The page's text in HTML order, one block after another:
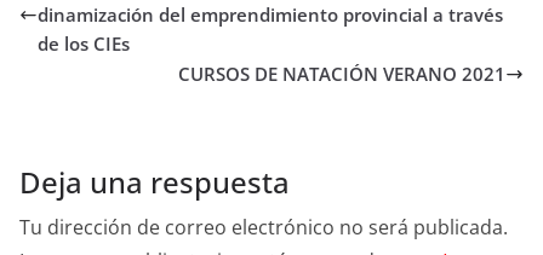
dinamización del emprendimiento provincial a través
de los CIEs
CURSOS DE NATACIÓN VERANO 2021
Deja una respuesta
Tu dirección de correo electrónico no será publicada.